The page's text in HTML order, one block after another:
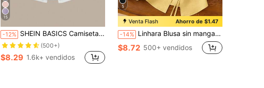
15
-12% SHEIN BASICS Camiseta de tirantes ajustada de punto de color liso para tallas grandes, casual, para maestra/casa de verano, blusa blanca de verano para oficina
(500+)
$8.29 1.6k+ vendidos
5
Venta Flash Ahorro de $1.47
-14% Linhara Blusa sin mangas de talla grande, nueva, de tela ligera similar al lino, con cintura ceñida y cinturón, ajuste estilizante para verano
$8.72 500+ vendidos